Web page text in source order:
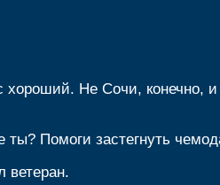
хороший. Не Сочи,
Помоги застегнуть
ветеран.